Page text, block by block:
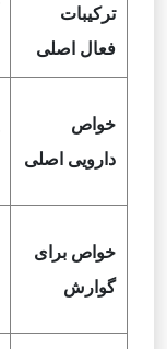
ترکیبات
فعال اصلی
خواص
دارویی اصلی
خواص برای
گوارش